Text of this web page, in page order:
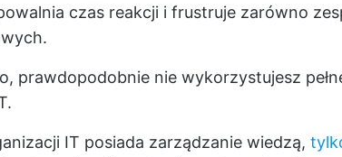
czas reakcji i frustruje zarówno
prawdopodobnie nie wykorzystujesz
IT posiada zarządzanie wiedzą,